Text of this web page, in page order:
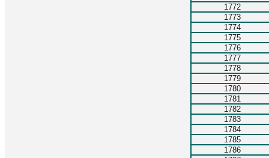
1772
1773
1774
1775
1776
1777
1778
1779
1780
1781
1782
1783
1784
1785
1786